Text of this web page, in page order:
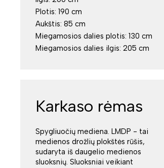
Plotis: 190 cm
Aukštis: 85 cm
Miegamosios dalies plotis: 130 cm
Miegamosios dalies ilgis: 205 cm
Karkaso rėmas
Spygliuočių mediena. LMDP - tai
medienos drožlių plokštės rūšis,
sudaryta iš daugelio medienos
sluoksnių. Sluoksniai veikiant